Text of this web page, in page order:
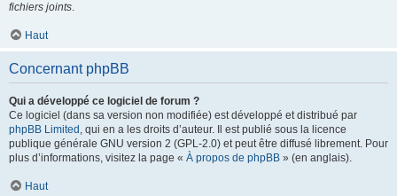
fichiers joints.
Haut
Concernant phpBB
Qui a développé ce logiciel de forum ?
Ce logiciel (dans sa version non modifiée) est développé et distribué par
phpBB Limited , qui en a les droits d’auteur. Il est publié sous la licence
publique générale GNU version 2 (GPL-2.0) et peut être diffusé librement. Pour
plus d’informations, visitez la page « À propos de phpBB » (en anglais).
Haut